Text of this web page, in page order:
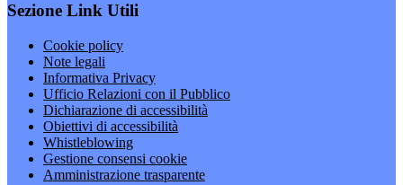
Sezione Link Utili
Cookie policy
Note legali
Informativa Privacy
Ufficio Relazioni con il Pubblico
Dichiarazione di accessibilità
Obiettivi di accessibilità
Whistleblowing
Gestione consensi cookie
Amministrazione trasparente